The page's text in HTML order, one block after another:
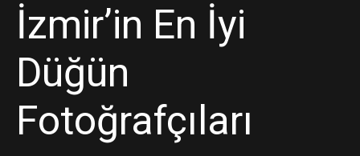
İzmir’in En İyi
Düğün
Fotoğrafçıları